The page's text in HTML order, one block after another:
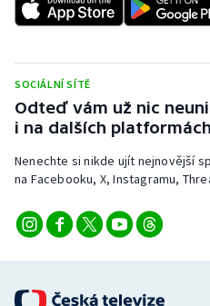
Vodní slalom
Ostatní
SOCIÁLNÍ SÍTĚ
Odteď vám už nic
i na dalších
Nenechte si nikde ujít nejnovější
na Facebooku, X, Instagramu,